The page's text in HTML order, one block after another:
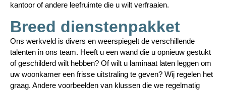
kantoor of andere leefruimte die u wilt verfraaien.
Breed dienstenpakket
Ons werkveld is divers en weerspiegelt de verschillende
talenten in ons team. Heeft u een wand die u opnieuw gestukt
of geschilderd wilt hebben? Of wilt u laminaat laten leggen om
uw woonkamer een frisse uitstraling te geven? Wij regelen het
graag. Andere voorbeelden van klussen die we regelmatig